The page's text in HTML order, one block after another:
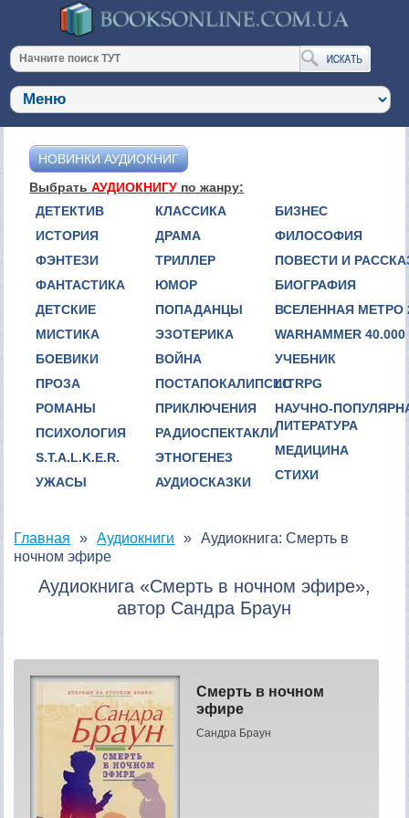
НОВИНКИ АУДИОКНИГ
ВыбратьАУДИОКНИГУ по жанру:
ДЕТЕКТИВ
ИСТОРИЯ
ФЭНТЕЗИ
ФАНТАСТИКА
ДЕТСКИЕ
МИСТИКА
БОЕВИКИ
ПРОЗА
РОМАНЫ
ПСИХОЛОГИЯ
S.T.A.L.K.E.R.
УЖАСЫ
КЛАССИКА
ДРАМА
ТРИЛЛЕР
ЮМОР
ПОПАДАНЦЫ
ЭЗОТЕРИКА
ВОЙНА
ПОСТАПОКАЛИПСИС
ПРИКЛЮЧЕНИЯ
РАДИОСПЕКТАКЛИ
ЭТНОГЕНЕЗ
АУДИОСКАЗКИ
БИЗНЕС
ФИЛОСОФИЯ
ПОВЕСТИ И
БИОГРАФИЯ
ВСЕЛЕННАЯ МЕТРО
WARHAMMER 40.000
УЧЕБНИК
LITRPG
НАУЧНО-
ЛИТЕРАТУРА
МЕДИЦИНА
СТИХИ
Главная Аудиокниги
Аудиокнига: Смерть в
ночном эфире
Аудиокнига «Смерть в ночном эфире»,
автор Сандра Браун
Смерть в ночном
эфире
Сандра Браун